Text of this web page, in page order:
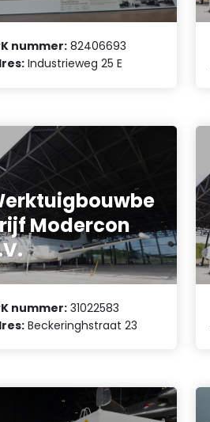
nummer: 82406693
Industrieweg 25 E
Modercon
nummer: 31022583
Beckeringhstraat 23